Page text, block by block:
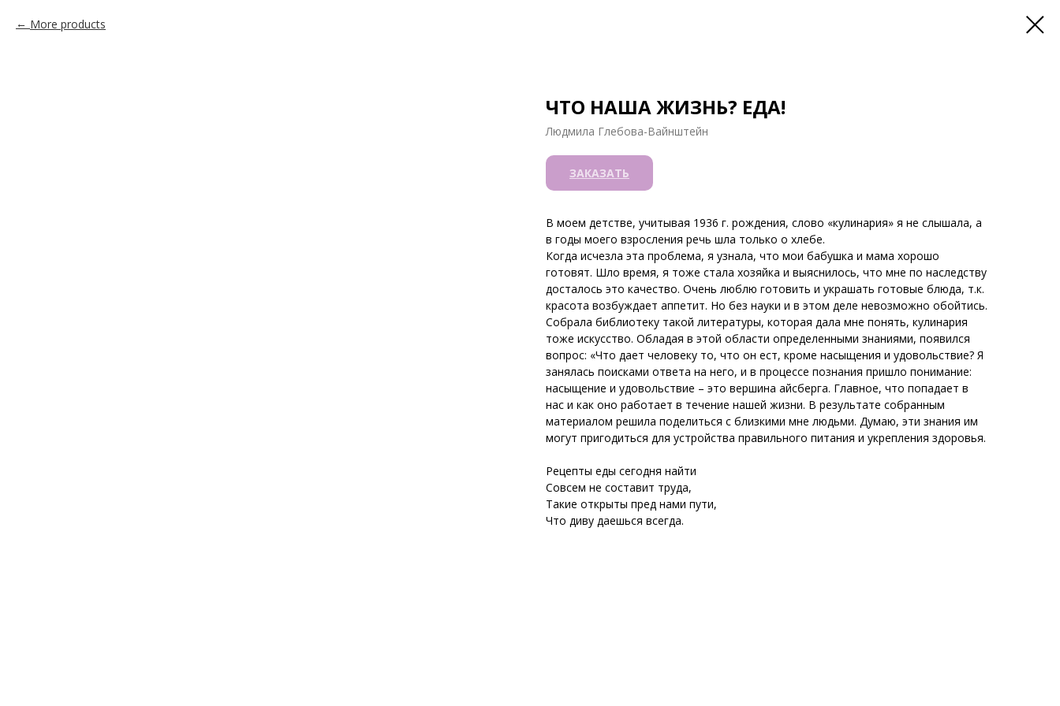
More products
ЧТО НАША ЖИЗНЬ? ЕДА!
Людмила Глебова-Вайнштейн
ЗАКАЗАТЬ
В моем детстве, учитывая 1936 г. рождения, слово «кулинария» я не слышала, а
в годы моего взросления речь шла только о хлебе.
Когда исчезла эта проблема, я узнала, что мои бабушка и мама хорошо
готовят. Шло время, я тоже стала хозяйка и выяснилось, что мне по наследству
досталось это качество. Очень люблю готовить и украшать готовые блюда, т.к.
красота возбуждает аппетит. Но без науки и в этом деле невозможно обойтись.
Собрала библиотеку такой литературы, которая дала мне понять, кулинария
тоже искусство. Обладая в этой области определенными знаниями, появился
вопрос: «Что дает человеку то, что он ест, кроме насыщения и удовольствие? Я
занялась поисками ответа на него, и в процессе познания пришло понимание:
насыщение и удовольствие – это вершина айсберга. Главное, что попадает в
нас и как оно работает в течение нашей жизни. В результате собранным
материалом решила поделиться с близкими мне людьми. Думаю, эти знания им
могут пригодиться для устройства правильного питания и укрепления здоровья.
Рецепты еды сегодня найти
Совсем не составит труда,
Такие открыты пред нами пути,
Что диву даешься всегда.